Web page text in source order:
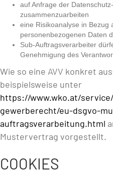
auf Anfrage der
zusammenzuarbeiten
eine Risikoanalyse in Bezug
personenbezogenen Daten
Sub-Auftragsverarbeiter
Genehmigung des
Wie so eine AVV konkret
beispielsweise unter
https://www.wko.at/
gewerberecht/eu-dsgvo-
auftragsverarbeitung.html
Mustervertrag vorgestellt.
COOKIES